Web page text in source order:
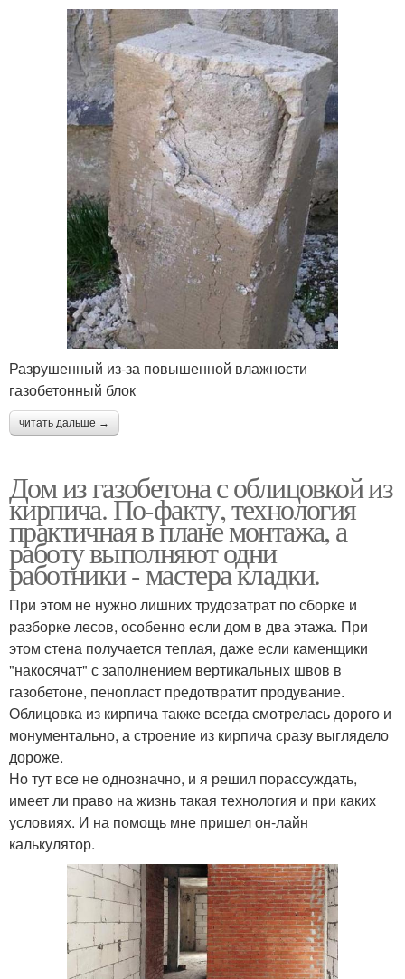
Разрушенный из-за повышенной влажности
газобетонный блок
читать дальше →
Дом из газобетона с облицовкой из
кирпича. По-факту, технология
практичная в плане монтажа, а
работу выполняют одни
работники - мастера кладки.
При этом не нужно лишних трудозатрат по сборке и
разборке лесов, особенно если дом в два этажа. При
этом стена получается теплая, даже если каменщики
"накосячат" с заполнением вертикальных швов в
газобетоне, пенопласт предотвратит продувание.
Облицовка из кирпича также всегда смотрелась дорого и
монументально, а строение из кирпича сразу выглядело
дороже.
Но тут все не однозначно, и я решил порассуждать,
имеет ли право на жизнь такая технология и при каких
условиях. И на помощь мне пришел он-лайн
калькулятор.